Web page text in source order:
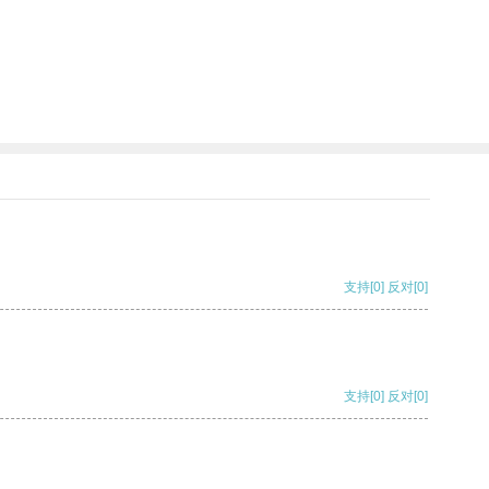
支持[0] 反对[0]
支持[0] 反对[0]